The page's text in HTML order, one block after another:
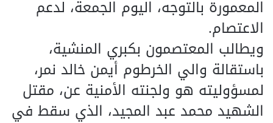
المعمورة بالتوجه، اليوم الجمعة، لدعم
الاعتصام.
ويطالب المعتصمون بكبري المنشية،
باستقالة والي الخرطوم أيمن خالد نمر،
لمسؤوليته هو ولجنته الأمنية عن، مقتل
الشهيد محمد عبد المجيد، الذي سقط في